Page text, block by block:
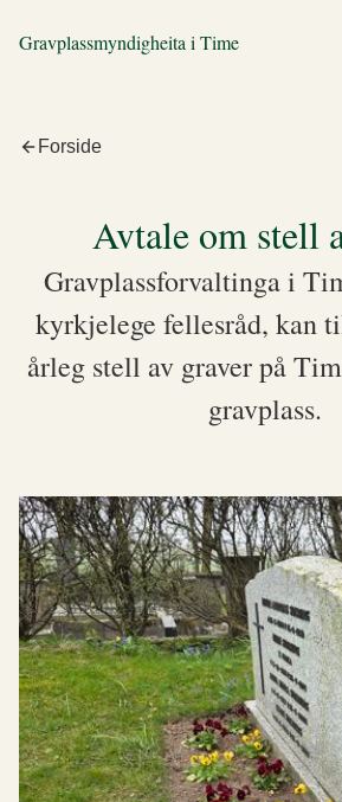
Gravplassmyndigheita i Time
Forside
Avtale om stell
Gravplassforvaltinga i
kyrkjelege fellesråd, kan
årleg stell av graver på
gravplass.